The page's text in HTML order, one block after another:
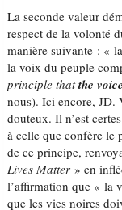
La seconde valeur
respect de la volonté
manière suivante : «
la voix du peuple
principle thatthe
nous). Ici encore, JD.
douteux. Il n’est
à celle que confère le
de ce principe,
Lives Matter» en
l’affirmation que « la
que les vies noires